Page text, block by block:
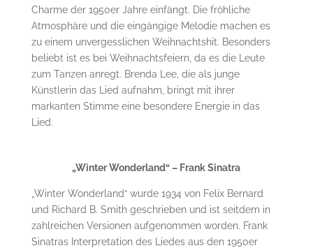
Charme der 1950er Jahre einfängt. Die fröhliche
Atmosphäre und die eingängige Melodie machen es
zu einem unvergesslichen Weihnachtshit. Besonders
beliebt ist es bei Weihnachtsfeiern, da es die Leute
zum Tanzen anregt. Brenda Lee, die als junge
Künstlerin das Lied aufnahm, bringt mit ihrer
markanten Stimme eine besondere Energie in das
Lied.
„Winter Wonderland“ – Frank Sinatra
„Winter Wonderland“ wurde 1934 von Felix Bernard
und Richard B. Smith geschrieben und ist seitdem in
zahlreichen Versionen aufgenommen worden. Frank
Sinatras Interpretation des Liedes aus den 1950er